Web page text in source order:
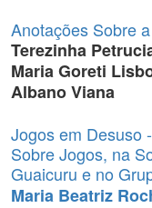
Anotações Sobre
Terezinha
Maria Goreti
Albano Viana
Jogos em Desuso
Sobre Jogos, na
Guaicuru e no
Maria Beatriz